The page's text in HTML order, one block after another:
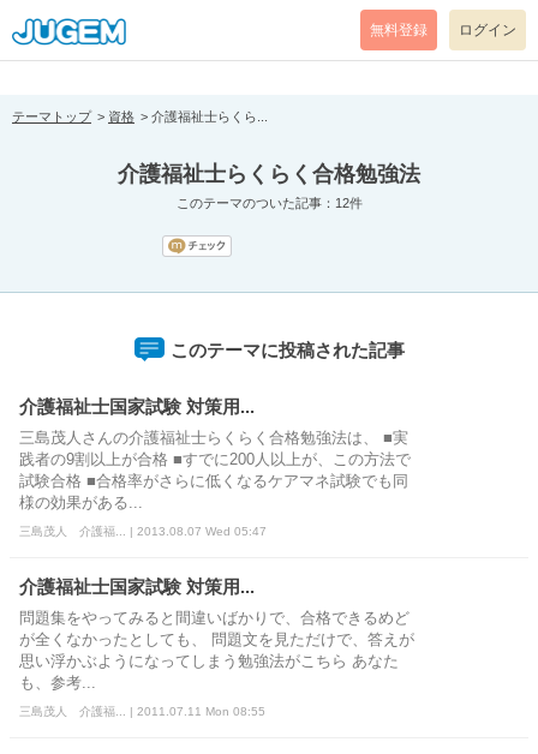
[pear_error: message="Success" code=0 mode=return level=notice
prefix="" info=""]
無料登録 ログイン
テーマトップ 資格 介護福祉士らくら...
介護福祉士らくらく合格勉強法
このテーマのついた記事：12件
このテーマに投稿された記事
介護福祉士国家試験 対策用...
三島茂人さんの介護福祉士らくらく合格勉強法は、 ■実
践者の9割以上が合格 ■すでに200人以上が、この方法で
試験合格 ■合格率がさらに低くなるケアマネ試験でも同
様の効果がある...
三島茂人 介護福... | 2013.08.07 Wed 05:47
介護福祉士国家試験 対策用...
問題集をやってみると間違いばかりで、合格できるめど
が全くなかったとしても、 問題文を見ただけで、答えが
思い浮かぶようになってしまう勉強法がこちら あなた
も、参考...
三島茂人 介護福... | 2011.07.11 Mon 08:55